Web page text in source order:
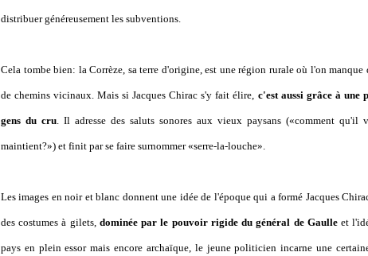
distribuer généreusement les subventions.
Cela tombe bien: la Corrèze, sa terre d'origine, est une région rurale où l'on
de chemins vicinaux. Mais si Jacques Chirac s'y fait élire, c'est aussi grâce à une
gens du cru. Il adresse des saluts sonores aux vieux paysans («comment qu'il
maintient?») et finit par se faire surnommer «serre-la-louche».
Les images en noir et blanc donnent une idée de l'époque qui a formé Jacques
des costumes à gilets, dominée par le pouvoir rigide du général de Gaulleet
pays en plein essor mais encore archaïque, le jeune politicien incarne une